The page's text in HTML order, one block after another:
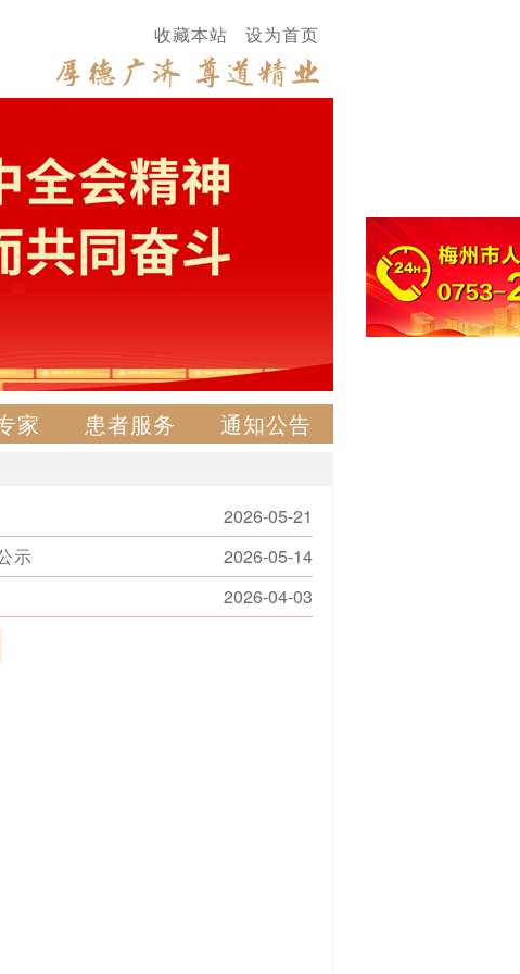
收藏本站 设为首页
家 患者服务 通知公告
2026-05-21
示
2026-05-14
2026-04-03